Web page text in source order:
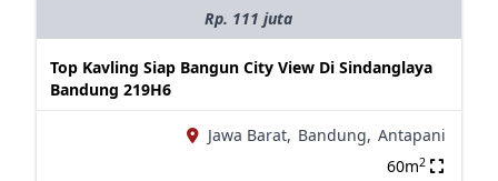
Rp. 111 juta
Top Kavling Siap Bangun City View Di Sindanglaya
Bandung 219H6
Jawa Barat, Bandung, Antapani
60m2